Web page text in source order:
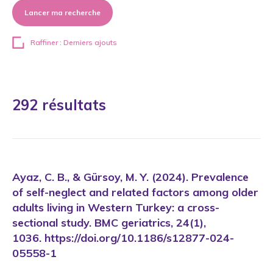
Lancer ma recherche
Raffiner : Derniers ajouts
292 résultats
Ayaz, C. B., & Gürsoy, M. Y. (2024). Prevalence
of self-neglect and related factors among older
adults living in Western Turkey: a cross-
sectional study. BMC geriatrics, 24(1),
1036. https://doi.org/10.1186/s12877-024-
05558-1